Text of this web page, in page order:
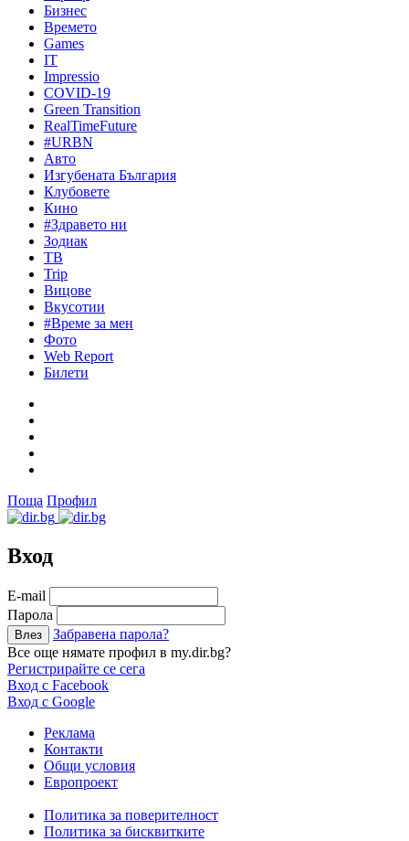
Бизнес
Времето
Games
IT
Impressio
COVID-19
Green Transition
RealTimeFuture
#URBN
Авто
Изгубената България
Клубовете
Кино
#Здравето ни
Зодиак
ТВ
Trip
Вицове
Вкусотии
#Време за мен
Фото
Web Report
Билети
Поща Профил
Вход
Е-mail
Парола
Забравена парола?
Все още нямате профил в my.dir.bg?
Регистрирайте се сега
Вход с Facebook
Вход с Google
Реклама
Контакти
Общи условия
Европроект
Политика за поверителност
Политика за бисквитките